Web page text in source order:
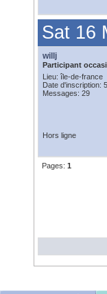
Sat 16
willj
Participant
Lieu: île-de-france
Date d'inscription:
Messages: 29
Hors ligne
Pages: 1